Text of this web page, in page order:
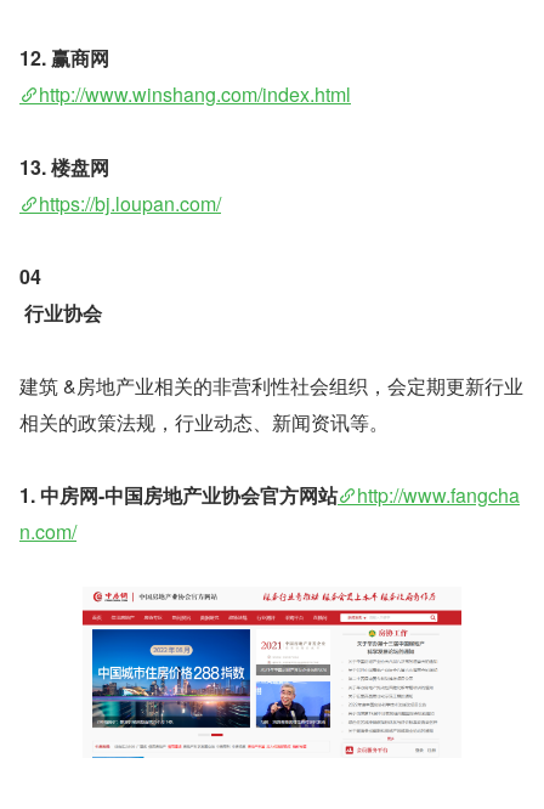
12. 赢商网
http://www.winshang.com/index.html
13. 楼盘网
https://bj.loupan.com/
04
行业协会
建筑 &房地产业相关的非营利性社会组织，会定期更新行业
相关的政策法规，行业动态、新闻资讯等。
1. 中房网-中国房地产业协会官方网站
http://www.fangcha
n.com/